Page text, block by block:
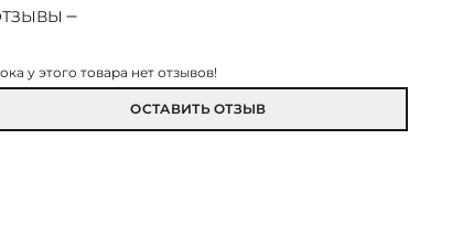
у этого товара нет отзывов!
ОСТАВИТЬ ОТЗЫВ